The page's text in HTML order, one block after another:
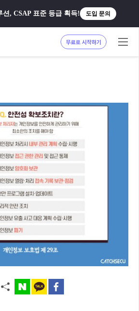
션, CSAP 표준 등급 획득! 도입 문의
무료로 시작하기